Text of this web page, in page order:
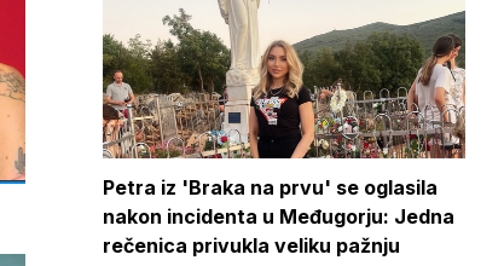
Petra iz 'Braka na prvu' se oglasila
nakon incidenta u Međugorju: Jedna
rečenica privukla veliku pažnju